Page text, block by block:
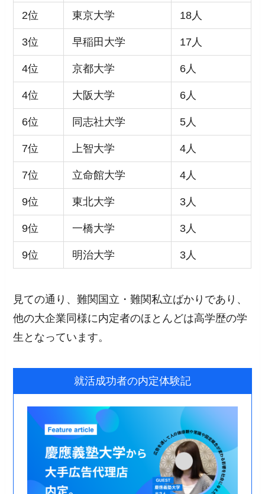
2位 東京大学 18人
3位 早稲田大学 17人
4位 京都大学 6人
4位 大阪大学 6人
6位 同志社大学 5人
7位 上智大学 4人
7位 立命館大学 4人
9位 東北大学 3人
9位 一橋大学 3人
9位 明治大学 3人
見ての通り、難関国立・難関私立ばかりであり、
他の大企業同様に内定者のほとんどは高学歴の学
生となっています。
就活成功者の内定体験記